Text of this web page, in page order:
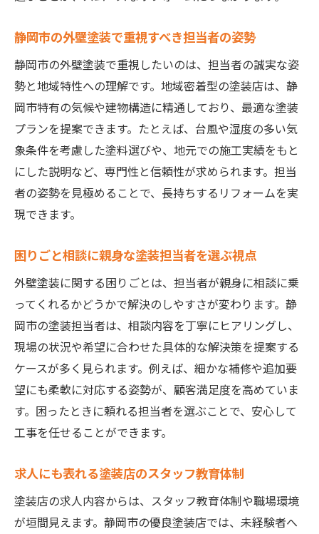
静岡市の外壁塗装で重視すべき担当者の姿勢
静岡市の外壁塗装で重視したいのは、担当者の誠実な姿
勢と地域特性への理解です。地域密着型の塗装店は、静
岡市特有の気候や建物構造に精通しており、最適な塗装
プランを提案できます。たとえば、台風や湿度の多い気
象条件を考慮した塗料選びや、地元での施工実績をもと
にした説明など、専門性と信頼性が求められます。担当
者の姿勢を見極めることで、長持ちするリフォームを実
現できます。
困りごと相談に親身な塗装担当者を選ぶ視点
外壁塗装に関する困りごとは、担当者が親身に相談に乗
ってくれるかどうかで解決のしやすさが変わります。静
岡市の塗装担当者は、相談内容を丁寧にヒアリングし、
現場の状況や希望に合わせた具体的な解決策を提案する
ケースが多く見られます。例えば、細かな補修や追加要
望にも柔軟に対応する姿勢が、顧客満足度を高めていま
す。困ったときに頼れる担当者を選ぶことで、安心して
工事を任せることができます。
求人にも表れる塗装店のスタッフ教育体制
塗装店の求人内容からは、スタッフ教育体制や職場環境
が垣間見えます。静岡市の優良塗装店では、未経験者へ